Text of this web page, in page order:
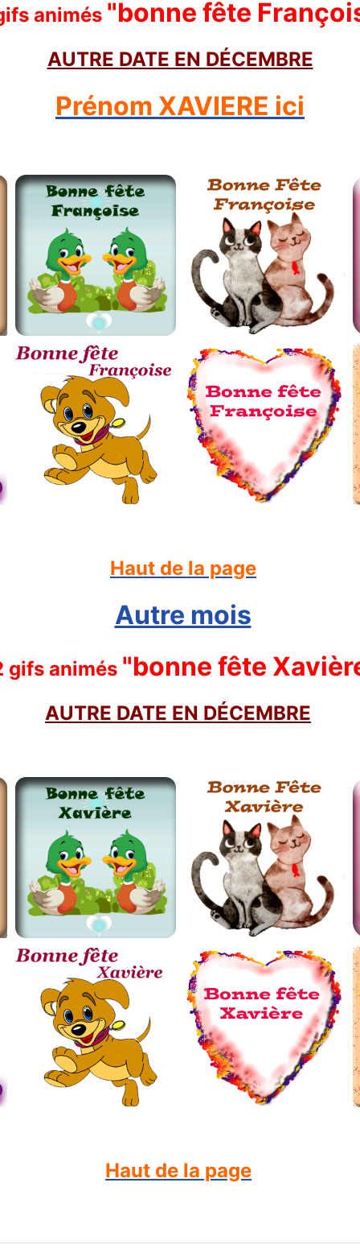
animés "bonne fête
AUTRE DATE EN DÉCEMBRE
Prénom XAVIERE ici
Haut de la page
Autre mois
gifs animés "bonne fête
AUTRE DATE EN DÉCEMBRE
Haut de la page